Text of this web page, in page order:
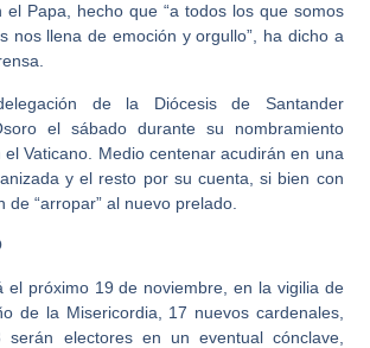
el Papa, hecho que “a todos los que somos
nos llena de emoción y orgullo”, ha dicho a
de la Diócesis de Santander
el sábado durante su nombramiento
Vaticano. Medio centenar acudirán en una
y el resto por su cuenta, si bien con
de “arropar” al nuevo prelado.
el próximo 19 de noviembre, en la vigilia de
de la Misericordia, 17 nuevos cardenales,
electores en un eventual cónclave,